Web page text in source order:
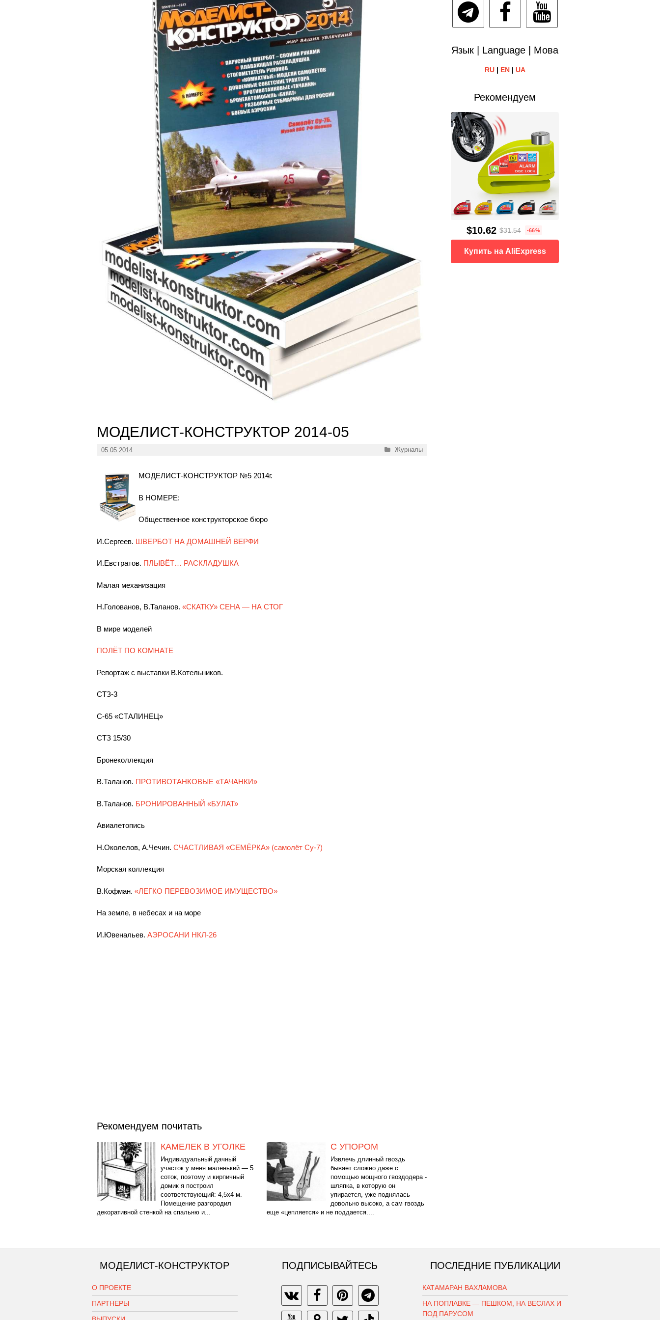
МОДЕЛИСТ-КОНСТРУКТОР 2014-05
05.05.2014 Рубрики
Журналы
МОДЕЛИСТ-КОНСТРУКТОР №5 2014г.
В НОМЕРЕ:
Общественное конструкторское бюро
И.Сергеев. ШВЕРБОТ НА ДОМАШНЕЙ ВЕРФИ
И.Евстратов. ПЛЫВЁТ… РАСКЛАДУШКА
Малая механизация
Н.Голованов, В.Таланов. «СКАТКУ» СЕНА — НА СТОГ
В мире моделей
ПОЛЁТ ПО КОМНАТЕ
Репортаж с выставки В.Котельников.
СТЗ-3
С-65 «СТАЛИНЕЦ»
СТЗ 15/30
Бронеколлекция
В.Таланов. ПРОТИВОТАНКОВЫЕ «ТАЧАНКИ»
В.Таланов. БРОНИРОВАННЫЙ «БУЛАТ»
Авиалетопись
Н.Околелов, А.Чечин. СЧАСТЛИВАЯ «СЕМЁРКА» (самолёт Су-7)
Морская коллекция
В.Кофман. «ЛЕГКО ПЕРЕВОЗИМОЕ ИМУЩЕСТВО»
На земле, в небесах и на море
И.Ювенальев. АЭРОСАНИ НКЛ-26
Рекомендуем почитать
КАМЕЛЕК В УГОЛКЕ
Индивидуальный дачный
участок у меня маленький — 5
соток, поэтому и кирпичный
домик я построил
соответствующий: 4,5x4 м.
Помещение разгородил
декоративной стенкой на спальню и...
С УПОРОМ
Извлечь длинный гвоздь
бывает сложно даже с
помощью мощного гвоздодера -
шляпка, в которую он
упирается, уже поднялась
довольно высоко, а сам гвоздь
еще «цепляется» и не поддается....
Язык | Language | Мова
RU| EN| UA
Рекомендуем
$10.62 $31.54 -66%
Купить на AliExpress
МОДЕЛИСТ-КОНСТРУКТОР
О ПРОЕКТЕ
ПАРТНЕРЫ
ПОДПИСЫВАЙТЕСЬ ПОСЛЕДНИЕ ПУБЛИКАЦИИ
КАТАМАРАН ВАХЛАМОВА
НА ПОПЛАВКЕ — ПЕШКОМ, НА ВЕСЛАХ И
ПОД ПАРУСОМ